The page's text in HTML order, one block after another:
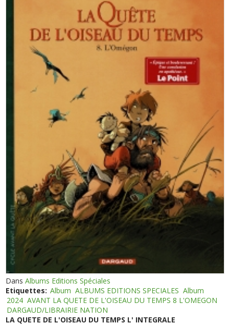
DansAlbums Editions Spéciales
Etiquettes: Album ALBUMS EDITIONS SPECIALES Album
2024 AVANT LA QUETE DE L'OISEAU DU TEMPS 8 L'OMEGON
DARGAUD/LIBRAIRIE NATION
LA QUETE DE L'OISEAU DU TEMPS L' INTEGRALE